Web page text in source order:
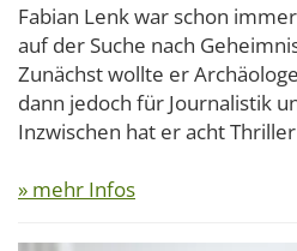
Fabian Lenk war schon
auf der Suche nach
Zunächst wollte er
dann jedoch für Journalistik
Inzwischen hat er acht
» mehr Infos